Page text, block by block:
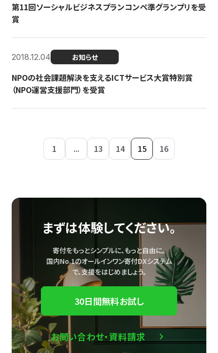
第11回ソーシャルビジネスプランコンペ準グランプリを受
賞
2018.12.04 お知らせ
NPOの社会課題解決を支えるICTサービス大賞特別賞
（NPO運営支援部門）を受賞
1 ... 13 14 15 16
まずは体験してください。
寄付をもっとシンプルに、もっと自由に。
国内No.1のオールインワン寄付DXシステム
で、支援をはじめましょう。
30日間無料お試し
お問い合わせ・資料請求